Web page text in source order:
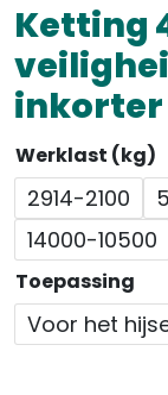
Ketting
inkorter
Werklast (kg)
2914-2100
14000-10500
Toepassing
Voor het